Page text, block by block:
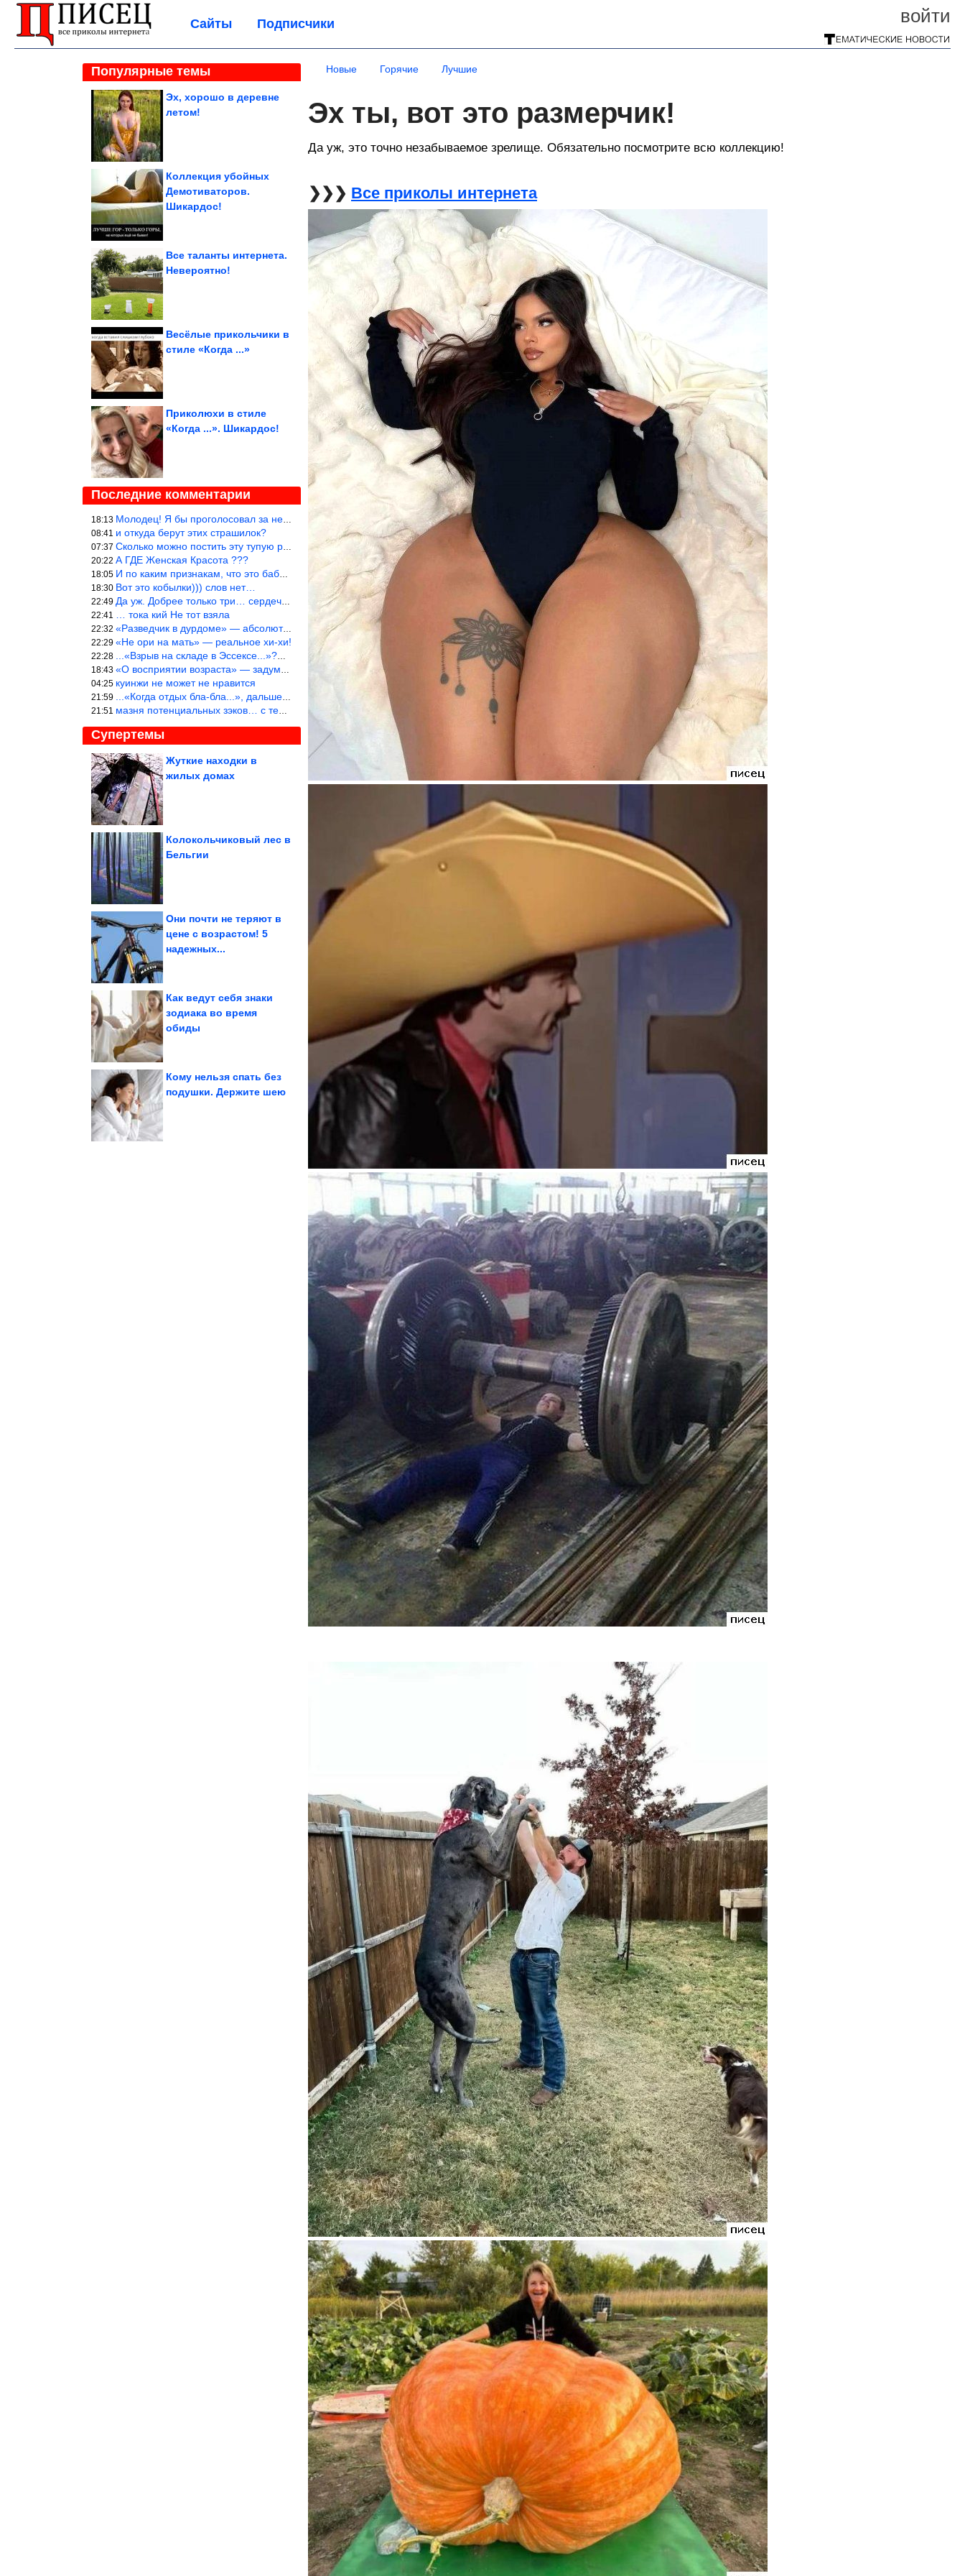
войти
Сайты Подписчики
Популярные темы
Эх, хорошо в деревне
летом!
Коллекция убойных
Демотиваторов.
Шикардос!
Все таланты интернета.
Невероятно!
Весёлые прикольчики в
стиле «Когда ...»
Приколюхи в стиле
«Когда ...». Шикардос!
Последние комментарии
18:13 Молодец! Я бы проголосовал за нее, чем, например, за Терешкову!
08:41 и откуда берут этих страшилок?
07:37 Сколько можно постить эту тупую рожу?
20:22 А ГДЕ Женская Красота ???
18:05 И по каким признакам, что это баба? И какой мужик к ней приблизи
18:30 Вот это кобылки))) слов нет…
22:49 Да уж. Добрее только три… сердечка!
22:41 … тока кий Не тот взяла
22:32 «Разведчик в дурдоме» — абсолютное попадание!
22:29 «Не ори на мать» — реальное хи-хи!
22:28 ...«Взрыв на складе в Эссексе...»?… Служу России!
18:43 «О восприятии возраста» — задумался. На сколько раньше быстрее в
04:25 куинжи не может не нравится
21:59 ...«Когда отдых бла-бла...», дальше Большой вопрос. «приходитЬся
21:51 мазня потенциальных зэков… с тем же смыслом…
Супертемы
Жуткие находки в
жилых домах
Как жили в мире 50 лет
Колокольчиковый лес в
Бельгии
Они почти не теряют в
цене с возрастом! 5
надежных...
Как ведут себя знаки
зодиака во время
обиды
Необычные бытовые
Кому нельзя спать без
подушки. Держите шею
Новые Горячие Лучшие
Эх ты, вот это размерчик!
Да уж, это точно незабываемое зрелище. Обязательно посмотрите всю коллекцию!
❯❯❯ Все приколы интернета